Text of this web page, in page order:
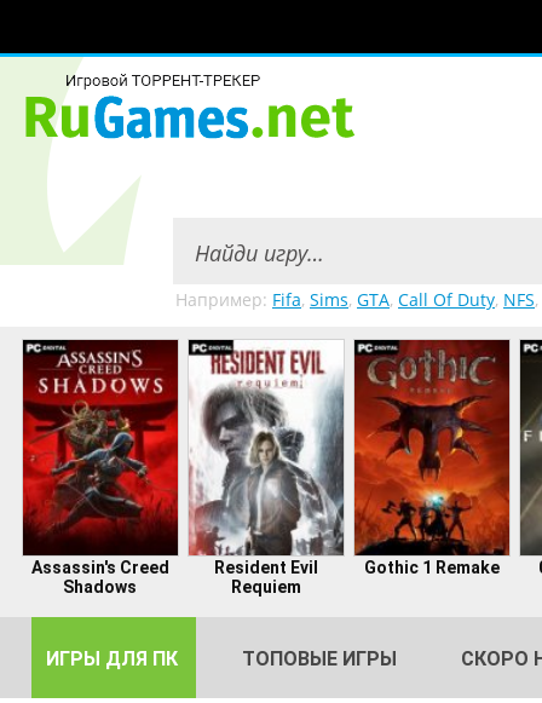
Например: Fifa, Sims, GTA, Call Of Duty, NFS,
Assassin's Creed
Shadows
Resident Evil
Requiem
Gothic 1 Remake
ИГРЫ ДЛЯ ПК ТОПОВЫЕ ИГРЫ СКОРО